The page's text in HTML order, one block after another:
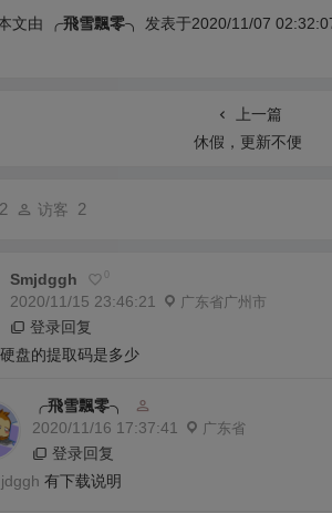
文由 ╭飛雪飄零╮ 发表于2020/11/07
上一篇
休假，更新不便
2 访客 2
Smjdggh
2020/11/15 23:46:21 广东省广州市
登录回复
盘的提取码是多少
╭飛雪飄零╮
2020/11/16 17:37:41
广东省
登录回复
有下载说明